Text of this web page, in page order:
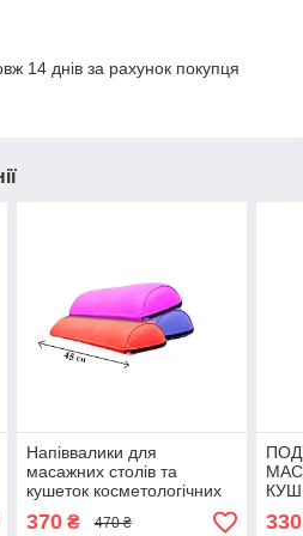
14 днів за рахунок покупця
Напіввалики для
масажних столів та
кушеток косметологічних
45 см
370₴ 470 ₴ 330